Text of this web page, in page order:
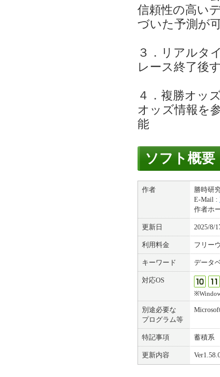
信頼性の高い
づいた予測が
３．リアルタ
レース終了後
４．複勝オッ
オッズ情報を
能
ソフト概要
作者
勝時研
E-Mail :
作者ホ
更新日 2025/8/
利用料金 フリー
キーワード データ
対応OS
別途必要な
プログラム等
特記事項 蓄積系
更新内容